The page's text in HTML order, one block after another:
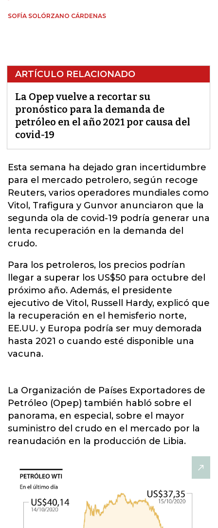
SOFÍA SOLÓRZANO CÁRDENAS
ARTÍCULO RELACIONADO
La Opep vuelve a recortar su
pronóstico para la demanda de
petróleo en el año 2021 por causa del
covid-19
Esta semana ha dejado gran incertidumbre
para el mercado petrolero, según recoge
Reuters, varios operadores mundiales como
Vitol, Trafigura y Gunvor anunciaron que la
segunda ola de covid-19 podría generar una
lenta recuperación en la demanda del
crudo.
Para los petroleros, los precios podrían
llegar a superar los US$50 para octubre del
próximo año. Además, el presidente
ejecutivo de Vitol, Russell Hardy, explicó que
la recuperación en el hemisferio norte,
EE.UU. y Europa podría ser muy demorada
hasta 2021 o cuando esté disponible una
vacuna.
La Organización de Países Exportadores de
Petróleo (Opep) también habló sobre el
panorama, en especial, sobre el mayor
suministro del crudo en el mercado por la
reanudación en la producción de Libia.